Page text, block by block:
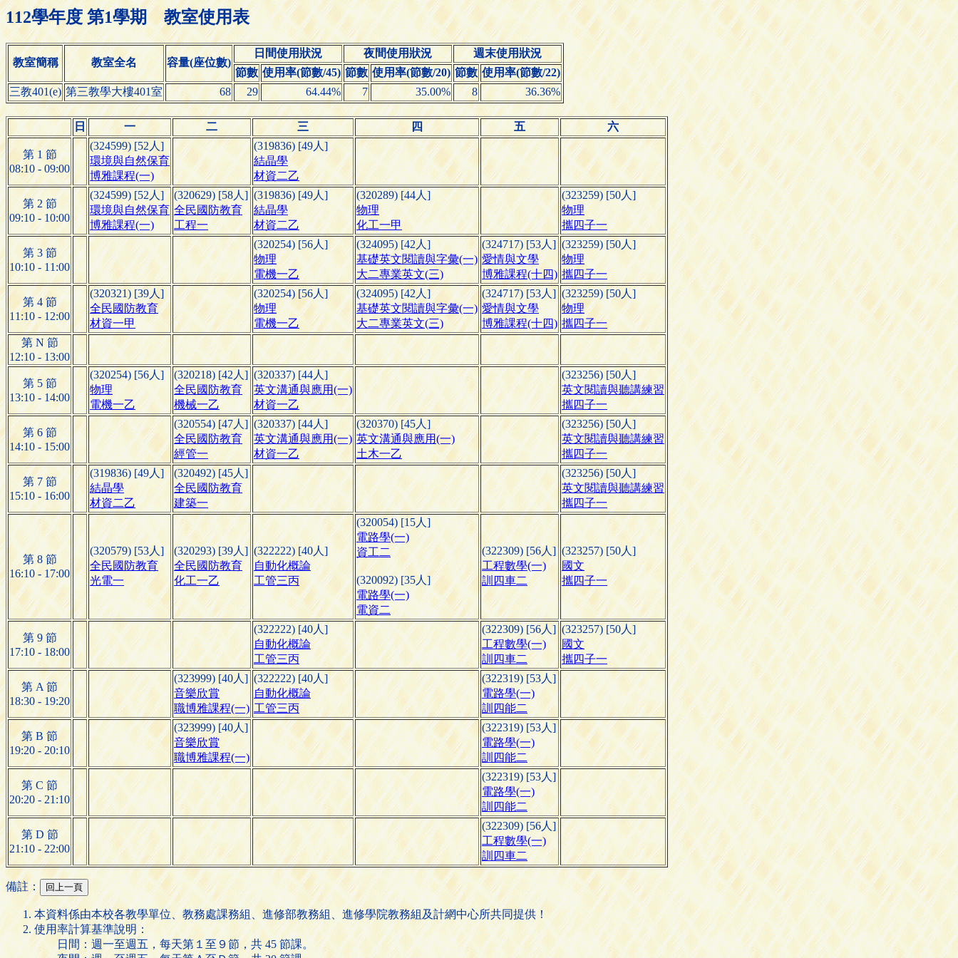
112學年度 第1學期 教室使用表
教室簡稱 教室全名 容量(座位數)
日間使用狀況 夜間使用狀況
週末使用狀況
節數 使用率(節數/45) 節數 使用率(節數/20) 節數 使用率(節數/22)
三教401(e) 第三教學大樓401室 68 29 64.44% 7 35.00% 8 36.36%
日 一 二 三 四 五 六
第 1 節
08:10 - 09:00
(324599) [52人]
環境與自然保育
博雅課程(一)
(319836) [49人]
結晶學
材資二乙
第 2 節
09:10 - 10:00
(324599) [52人]
環境與自然保育
博雅課程(一)
(320629) [58人]
全民國防教育
工程一
(319836) [49人]
結晶學
材資二乙
(320289) [44人]
物理
化工一甲
(323259) [50人]
物理
攜四子一
第 3 節
10:10 - 11:00
(320254) [56人]
物理
電機一乙
(324095) [42人]
基礎英文閱讀與字彙(一)
大二專業英文(三)
(324717) [53人]
愛情與文學
博雅課程(十四)
(323259) [50人]
物理
攜四子一
第 4 節
11:10 - 12:00
(320321) [39人]
全民國防教育
材資一甲
(320254) [56人]
物理
電機一乙
(324095) [42人]
基礎英文閱讀與字彙(一)
大二專業英文(三)
(324717) [53人]
愛情與文學
博雅課程(十四)
(323259) [50人]
物理
攜四子一
第 N 節
12:10 - 13:00
第 5 節
13:10 - 14:00
(320254) [56人]
物理
電機一乙
(320218) [42人]
全民國防教育
機械一乙
(320337) [44人]
英文溝通與應用(一)
材資一乙
(323256) [50人]
英文閱讀與聽講練習
攜四子一
第 6 節
14:10 - 15:00
(320554) [47人]
全民國防教育
經管一
(320337) [44人]
英文溝通與應用(一)
材資一乙
(320370) [45人]
英文溝通與應用(一)
土木一乙
(323256) [50人]
英文閱讀與聽講練習
攜四子一
第 7 節
15:10 - 16:00
(319836) [49人]
結晶學
材資二乙
(320492) [45人]
全民國防教育
建築一
(323256) [50人]
英文閱讀與聽講練習
攜四子一
第 8 節
16:10 - 17:00
(320579) [53人]
全民國防教育
光電一
(320293) [39人]
全民國防教育
化工一乙
(322222) [40人]
自動化概論
工管三丙
(320054) [15人]
電路學(一)
資工二
(320092) [35人]
電路學(一)
電資二
(322309) [56人]
工程數學(一)
訓四車二
(323257) [50人]
國文
攜四子一
第 9 節
17:10 - 18:00
(322222) [40人]
自動化概論
工管三丙
(322309) [56人]
工程數學(一)
訓四車二
(323257) [50人]
國文
攜四子一
第 A 節
18:30 - 19:20
(323999) [40人]
音樂欣賞
職博雅課程(一)
(322222) [40人]
自動化概論
工管三丙
(322319) [53人]
電路學(一)
訓四能二
第 B 節
19:20 - 20:10
(323999) [40人]
音樂欣賞
職博雅課程(一)
(322319) [53人]
電路學(一)
訓四能二
第 C 節
20:20 - 21:10
(322319) [53人]
電路學(一)
訓四能二
第 D 節
21:10 - 22:00
(322309) [56人]
工程數學(一)
訓四車二
備註：
本資料係由本校各教學單位、教務處課務組、進修部教務組、進修學院教務組及計網中心所共同提供！
使用率計算基準說明：
日間：週一至週五，每天第１至９節，共 45 節課。